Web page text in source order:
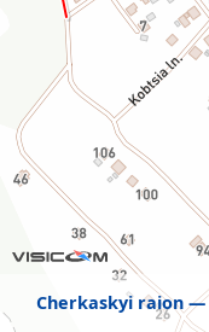
Cherkaskyi raion